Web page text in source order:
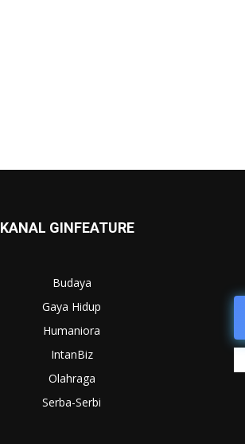
KANAL GINFEATURE
Budaya
Gaya Hidup
Humaniora
IntanBiz
Olahraga
Serba-Serbi